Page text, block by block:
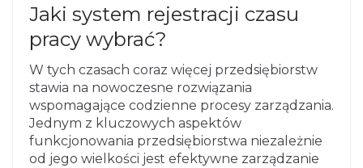
Jaki system rejestracji czasu
pracy wybrać?
W tych czasach coraz więcej przedsiębiorstw
stawia na nowoczesne rozwiązania
wspomagające codzienne procesy zarządzania.
Jednym z kluczowych aspektów
funkcjonowania przedsiębiorstwa niezależnie
od jego wielkości jest efektywne zarządzanie